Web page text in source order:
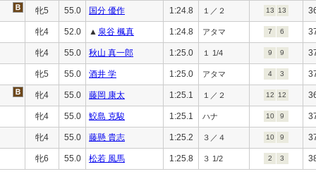
牝5 55.0 国分 優作 1:24.8 １／２ 13 13
牝4 52.0 ▲ 泉谷 楓真 1:24.8 アタマ 7 6
牝4 55.0 秋山 真一郎 1:25.0 １ 1/4 9 9
牝5 55.0 酒井 学 1:25.0 アタマ 4 3
牝4 55.0 藤岡 康太 1:25.1 １／２ 12 12
牝4 55.0 鮫島 克駿 1:25.1 ハナ 10 9
牝4 55.0 藤懸 貴志 1:25.2 ３／４ 10 9
牝6 55.0 松若 風馬 1:25.8 ３ 1/2 2 3